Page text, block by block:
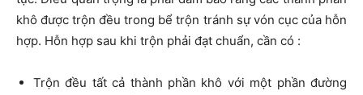
khô được trộn đều trong bể trộn tránh sự vón cục của hỗn
hợp. Hỗn hợp sau khi trộn phải đạt chuẩn, cần có :
Trộn đều tất cả thành phần khô với một phần đường